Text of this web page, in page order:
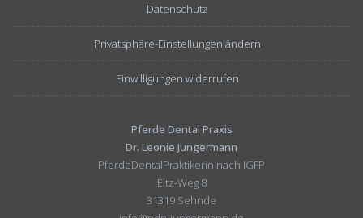
Datenschutz
Privatsphäre-Einstellungen ändern
Einwilligungen widerrufen
Pferde Dental Praxis
Dr. Leonie Jungermann
PferdeDentalPraktikerin nach IGFP
Eltz-Weg 8
31319 Sehnde